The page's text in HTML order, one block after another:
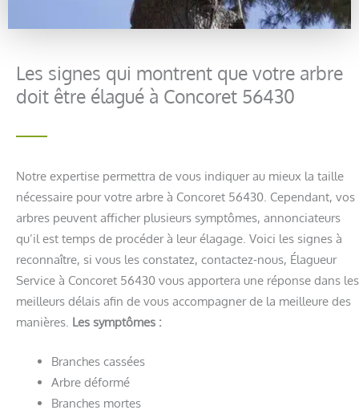
Les signes qui montrent que votre arbre
doit être élagué à Concoret 56430
Notre expertise permettra de vous indiquer au mieux la taille
nécessaire pour votre arbre à Concoret 56430. Cependant, vos
arbres peuvent afficher plusieurs symptômes, annonciateurs
qu’il est temps de procéder à leur élagage. Voici les signes à
reconnaître, si vous les constatez, contactez-nous, Élagueur
Service à Concoret 56430 vous apportera une réponse dans les
meilleurs délais afin de vous accompagner de la meilleure des
manières. Les symptômes :
Branches cassées
Arbre déformé
Branches mortes